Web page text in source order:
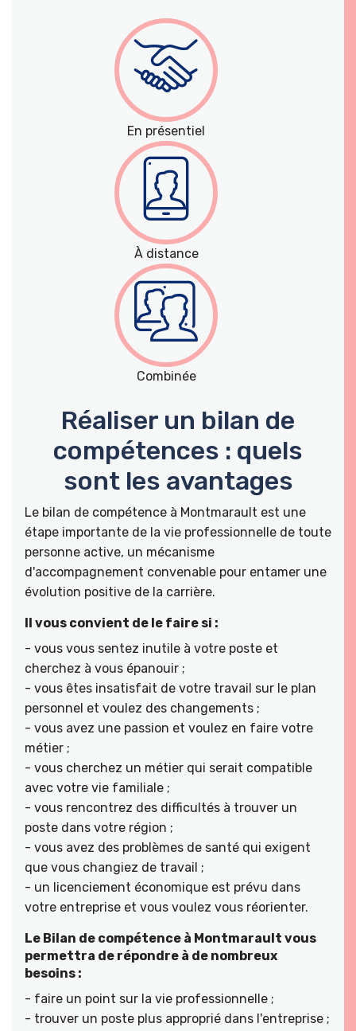
En présentiel
À distance
Combinée
Réaliser un bilan de
compétences : quels
sont les avantages
Le bilan de compétence à Montmarault est une
étape importante de la vie professionnelle de toute
personne active, un mécanisme
d'accompagnement convenable pour entamer une
évolution positive de la carrière.
Il vous convient de le faire si :
- vous vous sentez inutile à votre poste et
cherchez à vous épanouir ;
- vous êtes insatisfait de votre travail sur le plan
personnel et voulez des changements ;
- vous avez une passion et voulez en faire votre
métier ;
- vous cherchez un métier qui serait compatible
avec votre vie familiale ;
- vous rencontrez des difficultés à trouver un
poste dans votre région ;
- vous avez des problèmes de santé qui exigent
que vous changiez de travail ;
- un licenciement économique est prévu dans
votre entreprise et vous voulez vous réorienter.
Le Bilan de compétence à Montmarault vous
permettra de répondre à de nombreux
besoins :
- faire un point sur la vie professionnelle ;
- trouver un poste plus approprié dans l'entreprise ;